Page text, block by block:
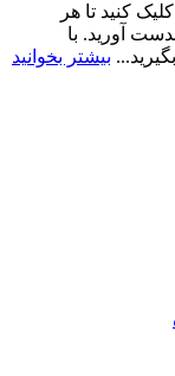
کنید تا هر
آورید. با
بیشتر بخوانید